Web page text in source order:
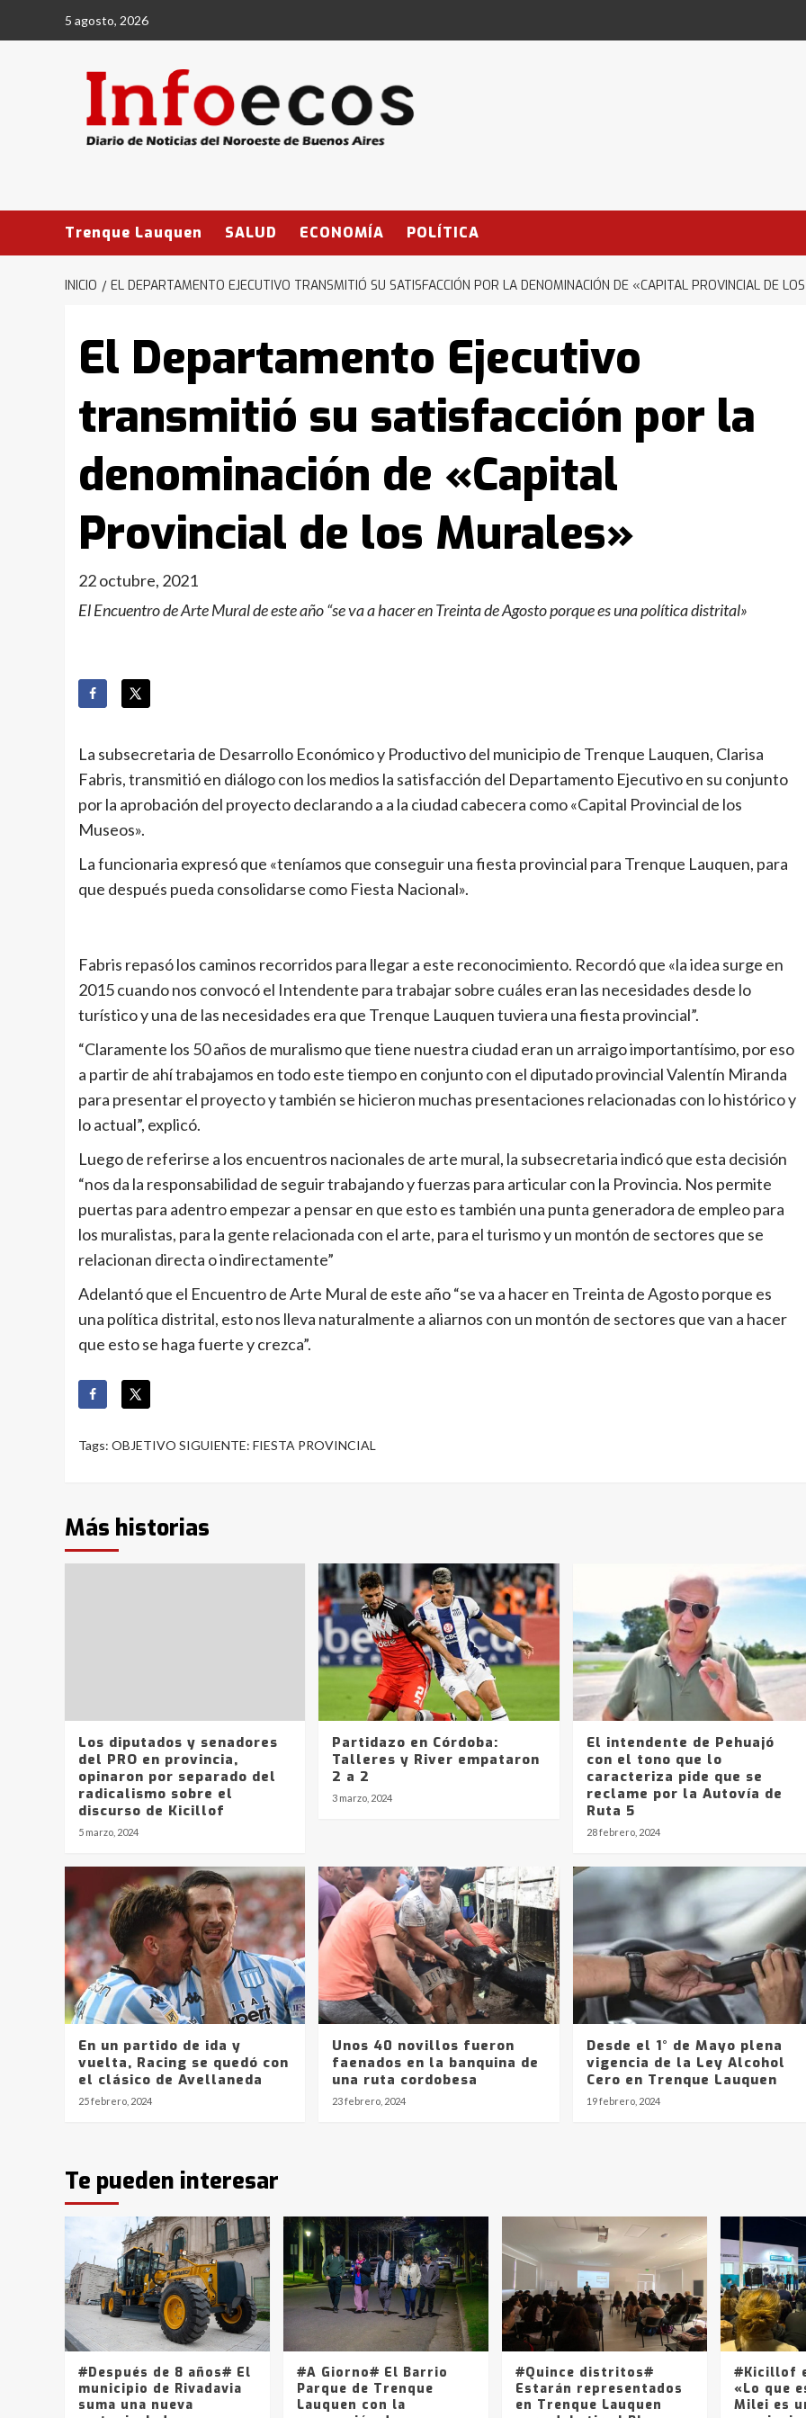
5 agosto, 2026
Trenque Lauquen SALUD ECONOMÍA POLÍTICA
INICIO EL DEPARTAMENTO EJECUTIVO TRANSMITIÓ SU SATISFACCIÓN POR LA DENOMINACIÓN DE «CAPITAL PROVINCIAL DE
El Departamento Ejecutivo
transmitió su satisfacción por la
denominación de «Capital
Provincial de los Murales»
22 octubre, 2021
El Encuentro de Arte Mural de este año “se va a hacer en Treinta de Agosto porque es una política distrital»
La subsecretaria de Desarrollo Económico y Productivo del municipio de Trenque Lauquen, Clarisa
Fabris, transmitió en diálogo con los medios la satisfacción del Departamento Ejecutivo en su conjunto
por la aprobación del proyecto declarando a a la ciudad cabecera como «Capital Provincial de los
Museos».
La funcionaria expresó que «teníamos que conseguir una fiesta provincial para Trenque Lauquen, para
que después pueda consolidarse como Fiesta Nacional».
Fabris repasó los caminos recorridos para llegar a este reconocimiento. Recordó que «la idea surge en
2015 cuando nos convocó el Intendente para trabajar sobre cuáles eran las necesidades desde lo
turístico y una de las necesidades era que Trenque Lauquen tuviera una fiesta provincial”.
“Claramente los 50 años de muralismo que tiene nuestra ciudad eran un arraigo importantísimo, por eso
a partir de ahí trabajamos en todo este tiempo en conjunto con el diputado provincial Valentín Miranda
para presentar el proyecto y también se hicieron muchas presentaciones relacionadas con lo histórico y
lo actual”, explicó.
Luego de referirse a los encuentros nacionales de arte mural, la subsecretaria indicó que esta decisión
“nos da la responsabilidad de seguir trabajando y fuerzas para articular con la Provincia. Nos permite
puertas para adentro empezar a pensar en que esto es también una punta generadora de empleo para
los muralistas, para la gente relacionada con el arte, para el turismo y un montón de sectores que se
relacionan directa o indirectamente”
Adelantó que el Encuentro de Arte Mural de este año “se va a hacer en Treinta de Agosto porque es
una política distrital, esto nos lleva naturalmente a aliarnos con un montón de sectores que van a hacer
que esto se haga fuerte y crezca”.
Tags: OBJETIVO SIGUIENTE: FIESTA PROVINCIAL
Más historias
Los diputados y senadores
del PRO en provincia,
opinaron por separado del
radicalismo sobre el
discurso de Kicillof
5 marzo, 2024
Partidazo en Córdoba:
Talleres y River empataron
2 a 2
3 marzo, 2024
El intendente de Pehuajó
con el tono que lo
caracteriza pide que se
reclame por la Autovía de
Ruta 5
28 febrero, 2024
En un partido de ida y
vuelta, Racing se quedó con
el clásico de Avellaneda
25 febrero, 2024
Unos 40 novillos fueron
faenados en la banquina de
una ruta cordobesa
23 febrero, 2024
Desde el 1° de Mayo plena
vigencia de la Ley Alcohol
Cero en Trenque Lauquen
19 febrero, 2024
Te pueden interesar
#Después de 8 años# El
municipio de Rivadavia
suma una nueva
#A Giorno# El Barrio
Parque de Trenque
Lauquen con la
#Quince distritos#
Estarán representados
en Trenque Lauquen
#Kicillof
«Lo que
Milei es